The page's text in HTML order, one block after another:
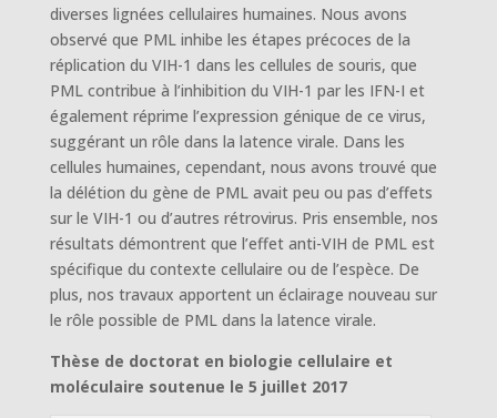
diverses lignées cellulaires humaines. Nous avons
observé que PML inhibe les étapes précoces de la
réplication du VIH-1 dans les cellules de souris, que
PML contribue à l’inhibition du VIH-1 par les IFN-I et
également réprime l’expression génique de ce virus,
suggérant un rôle dans la latence virale. Dans les
cellules humaines, cependant, nous avons trouvé que
la délétion du gène de PML avait peu ou pas d’effets
sur le VIH-1 ou d’autres rétrovirus. Pris ensemble, nos
résultats démontrent que l’effet anti-VIH de PML est
spécifique du contexte cellulaire ou de l’espèce. De
plus, nos travaux apportent un éclairage nouveau sur
le rôle possible de PML dans la latence virale.
Thèse de doctorat en biologie cellulaire et
moléculaire soutenue le 5 juillet 2017